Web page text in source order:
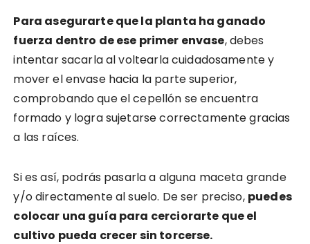
Para asegurarte que la planta ha ganado
fuerza dentro de ese primer envase, debes
intentar sacarla al voltearla cuidadosamente y
mover el envase hacia la parte superior,
comprobando que el cepellón se encuentra
formado y logra sujetarse correctamente gracias
a las raíces.
Si es así, podrás pasarla a alguna maceta grande
y/o directamente al suelo. De ser preciso, puedes
colocar una guía para cerciorarte que el
cultivo pueda crecer sin torcerse.